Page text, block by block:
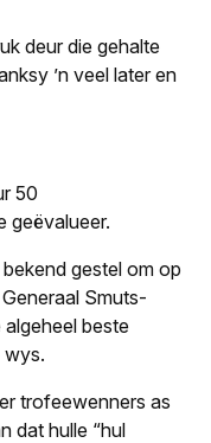
deur die gehalte
’n veel later en
50
geëvalueer.
gestel om op
Smuts-
beste
wys.
trofeewenners as
dat hulle “hul